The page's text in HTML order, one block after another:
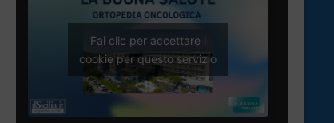
Fai clic per accettare i
cookie per questo servizio